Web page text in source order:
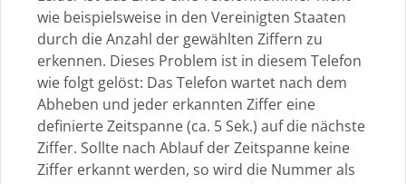
wie beispielsweise in den Vereinigten Staaten
durch die Anzahl der gewählten Ziffern zu
erkennen. Dieses Problem ist in diesem Telefon
wie folgt gelöst: Das Telefon wartet nach dem
Abheben und jeder erkannten Ziffer eine
definierte Zeitspanne (ca. 5 Sek.) auf die nächste
Ziffer. Sollte nach Ablauf der Zeitspanne keine
Ziffer erkannt werden, so wird die Nummer als